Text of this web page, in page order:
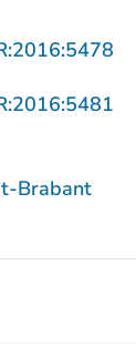
Brabant